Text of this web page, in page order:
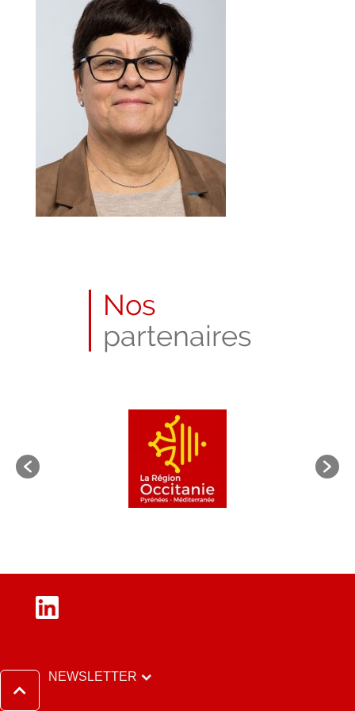
Nos
partenaires
LinkedIn
NEWSLETTER